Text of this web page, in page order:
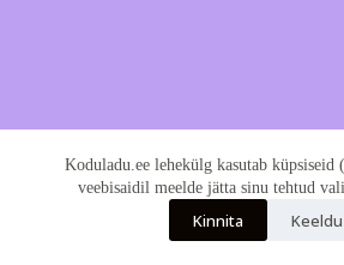
Koduladu.ee lehekülg kasutab küpsiseid
veebisaidil meelde jätta sinu tehtud
Kinnita Keeldu